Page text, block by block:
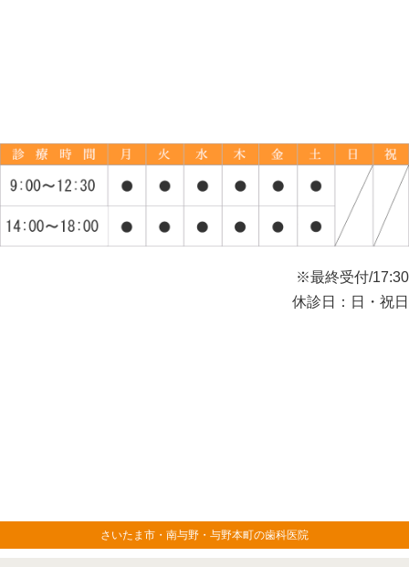
※最終受付/17:30
休診日：日・祝日
さいたま市・南与野・与野本町の歯科医院